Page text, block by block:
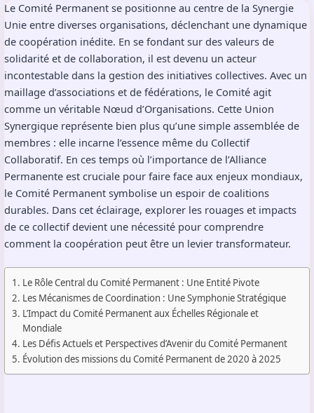
Le Comité Permanent se positionne au centre de la Synergie
Unie entre diverses organisations, déclenchant une dynamique
de coopération inédite. En se fondant sur des valeurs de
solidarité et de collaboration, il est devenu un acteur
incontestable dans la gestion des initiatives collectives. Avec un
maillage d’associations et de fédérations, le Comité agit
comme un véritable Nœud d’Organisations. Cette Union
Synergique représente bien plus qu’une simple assemblée de
membres : elle incarne l’essence même du Collectif
Collaboratif. En ces temps où l’importance de l’Alliance
Permanente est cruciale pour faire face aux enjeux mondiaux,
le Comité Permanent symbolise un espoir de coalitions
durables. Dans cet éclairage, explorer les rouages et impacts
de ce collectif devient une nécessité pour comprendre
comment la coopération peut être un levier transformateur.
Le Rôle Central du Comité Permanent : Une Entité Pivote
Les Mécanismes de Coordination : Une Symphonie Stratégique
L’Impact du Comité Permanent aux Échelles Régionale et
Mondiale
Les Défis Actuels et Perspectives d’Avenir du Comité Permanent
Évolution des missions du Comité Permanent de 2020 à 2025